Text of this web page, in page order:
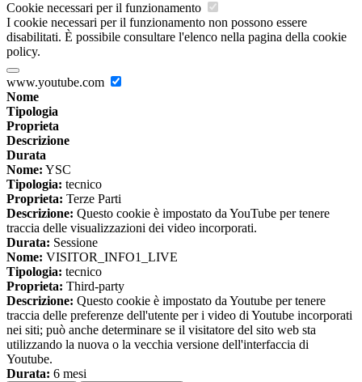
Cookie necessari per il funzionamento
I cookie necessari per il funzionamento non possono essere
disabilitati. È possibile consultare l'elenco nella pagina della cookie
policy.
www.youtube.com
Nome
Tipologia
Proprieta
Descrizione
Durata
Nome: YSC
Tipologia: tecnico
Proprieta: Terze Parti
Descrizione: Questo cookie è impostato da YouTube per tenere
traccia delle visualizzazioni dei video incorporati.
Durata: Sessione
Nome: VISITOR_INFO1_LIVE
Tipologia: tecnico
Proprieta: Third-party
Descrizione: Questo cookie è impostato da Youtube per tenere
traccia delle preferenze dell'utente per i video di Youtube incorporati
nei siti; può anche determinare se il visitatore del sito web sta
utilizzando la nuova o la vecchia versione dell'interfaccia di
Youtube.
Durata: 6 mesi